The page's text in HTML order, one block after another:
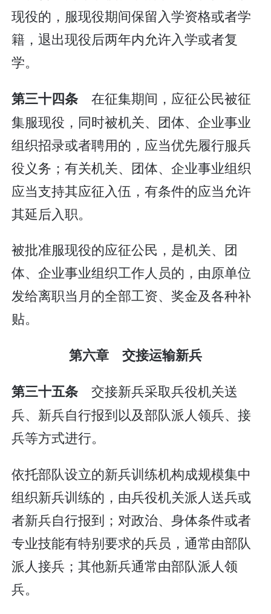
现役的，服现役期间保留入学资格或者学
籍，退出现役后两年内允许入学或者复
学。
第三十四条 在征集期间，应征公民被征
集服现役，同时被机关、团体、企业事业
组织招录或者聘用的，应当优先履行服兵
役义务；有关机关、团体、企业事业组织
应当支持其应征入伍，有条件的应当允许
其延后入职。
被批准服现役的应征公民，是机关、团
体、企业事业组织工作人员的，由原单位
发给离职当月的全部工资、奖金及各种补
贴。
第六章 交接运输新兵
第三十五条 交接新兵采取兵役机关送
兵、新兵自行报到以及部队派人领兵、接
兵等方式进行。
依托部队设立的新兵训练机构成规模集中
组织新兵训练的，由兵役机关派人送兵或
者新兵自行报到；对政治、身体条件或者
专业技能有特别要求的兵员，通常由部队
派人接兵；其他新兵通常由部队派人领
兵。